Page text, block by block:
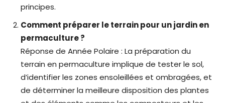
principes.
Comment préparer le terrain pour un jardin en
permaculture ?
Réponse de Année Polaire : La préparation du
terrain en permaculture implique de tester le sol,
d’identifier les zones ensoleillées et ombragées, et
de déterminer la meilleure disposition des plantes